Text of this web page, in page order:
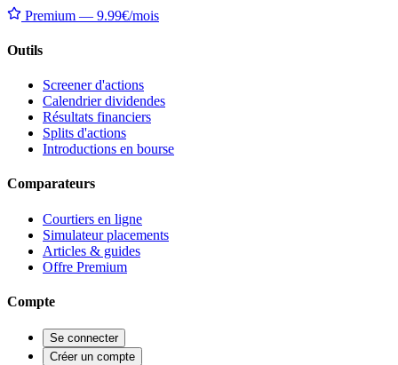
Premium — 9.99€/mois
Outils
Screener d'actions
Calendrier dividendes
Résultats financiers
Splits d'actions
Introductions en bourse
Comparateurs
Courtiers en ligne
Simulateur placements
Articles & guides
Offre Premium
Compte
Se connecter
Créer un compte